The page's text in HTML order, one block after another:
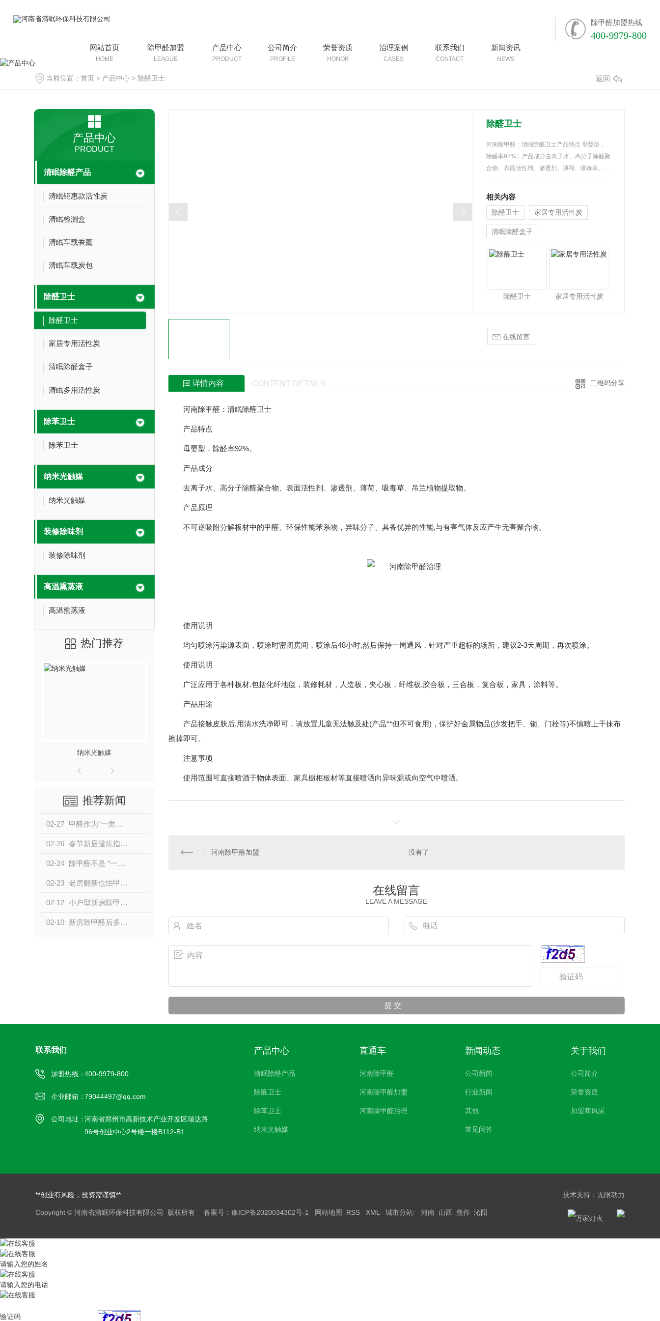
除甲醛加盟热线
400-9979-800
网站首页
HOME
除甲醛加盟
LEAGUE
产品中心
PRODUCT
公司简介
PROFILE
荣誉资质
HONOR
治理案例
CASES
联系我们
CONTACT
新闻资讯
NEWS
当前位置： 首页 > 产品中心 > 除醛卫士 返回
产品中心
PRODUCT
清眠除醛产品
清眠钜惠款活性炭
清眠检测盒
清眠车载香薰
清眠车载炭包
除醛卫士
除醛卫士
家居专用活性炭
清眠除醛盒子
清眠多用活性炭
除苯卫士
除苯卫士
纳米光触媒
纳米光触媒
装修除味剂
装修除味剂
高温熏蒸液
高温熏蒸液
热门推荐
纳米光触媒
推荐新闻
02-27 甲醛作为“一类致癌物”，对人体的危害远不止白血病这一种！
02-26 春节新居避坑指南：甲醛防护科普，守护家人居家健康
02-24 除甲醛不是 “一次性工程”，而是一场 “持久战”！
02-23 老房翻新也怕甲醛？这些隐藏来源和治理方法别忽略
02-12 小户型新房除甲醛：空间小浓度易超标，这样治理更有效
02-10 新房除甲醛后多久能入住？关键看这 2 点，别盲目等
除醛卫士
河南除甲醛：清眠除醛卫士产品特点 母婴型，
除醛率92%。产品成分去离子水、高分子除醛聚
合物、表面活性剂、渗透剂、薄荷、吸毒草、…
相关内容
除醛卫士 家居专用活性炭
清眠除醛盒子
除醛卫士 家居专用活性炭
在线留言
详情内容 CONTENT DETAILS 二维码分享
河南除甲醛：清眠除醛卫士
产品特点
母婴型，除醛率92%。
产品成分
去离子水、高分子除醛聚合物、表面活性剂、渗透剂、薄荷、吸毒草、吊兰植物提取物。
产品原理
不可逆吸附分解板材中的甲醛、环保性能苯系物，异味分子、具备优异的性能,与有害气体反应产生无害聚合物。
使用说明
均匀喷涂污染源表面，喷涂时密闭房间，喷涂后48小时,然后保持一周通风，针对严重超标的场所，建议2-3天周期，再次喷涂。
使用说明
广泛应用于各种板材.包括化纤地毯，装修耗材，人造板，夹心板，纤维板,胶合板，三合板，复合板，家具，涂料等。
产品用途
产品接触皮肤后,用清水洗净即可，请放置儿童无法触及处(产品**但不可食用)，保护好金属物品(沙发把手、锁、门栓等)不慎喷上干抹布
擦掉即可。
注意事项
使用范围可直接喷酒于物体表面、家具橱柜板材等直接喷洒向异味源或向空气中喷洒。
河南除甲醛加盟 没有了
在线留言
LEAVE A MESSAGE
联系我们
加盟热线：400-9979-800
企业邮箱：79044497@qq.com
公司地址：河南省郑州市高新技术产业开发区瑞达路
96号创业中心2号楼一楼B112-B1
产品中心
清眠除醛产品
除醛卫士
除苯卫士
纳米光触媒
直通车
河南除甲醛
河南除甲醛加盟
河南除甲醛治理
新闻动态
公司新闻
行业新闻
其他
常见问答
关于我们
公司简介
荣誉资质
加盟商风采
**创业有风险，投资需谨慎**
Copyright © 河南省清眠环保科技有限公司 版权所有 备案号： 豫ICP备2020034302号-1 网站地图 RSS XML 城市分站: 河南 山西 焦作 沁阳
技术支持： 无限动力